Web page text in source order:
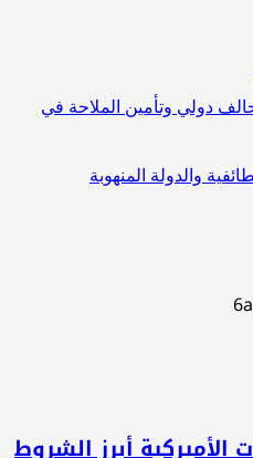
دولي وتأمين الملاحة في
والدولة المنهوبة
الأميركية أبرز الشروط